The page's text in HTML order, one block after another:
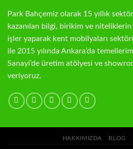
Park Bahçemiz olarak 15 yıllık
kazanılan bilgi, birikim ve niteliklerin
işler yaparak kent mobilyaları
ile 2015 yılında Ankara’da
Sanayi’de üretim atölyesi ve
veriyoruz.
HAKKIMIZDA BLOG